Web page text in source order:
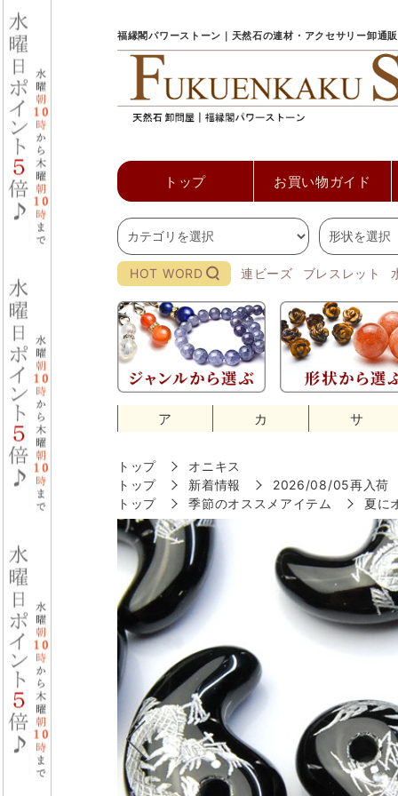
福縁閣パワーストーン｜天然石の連材・アクセサリー卸通
トップ お買い物ガイド
HOT WORD 連ビーズ ブレスレット
ア カ サ
トップ
オニキス
トップ
新着情報
2026/08/05再入荷
トップ
季節のオススメアイテム 夏に